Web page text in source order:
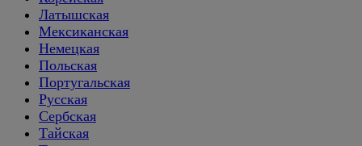
Латышская
Мексиканская
Немецкая
Польская
Португальская
Русская
Сербская
Тайская